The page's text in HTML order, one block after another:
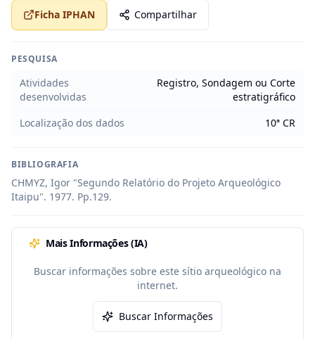
Ficha IPHAN Compartilhar
PESQUISA
Atividades
desenvolvidas
Registro, Sondagem ou Corte
estratigráfico
Localização dos dados
10ª CR
BIBLIOGRAFIA
CHMYZ, Igor "Segundo Relatório do Projeto Arqueológico
Itaipu". 1977. Pp.129.
Mais Informações (IA)
Buscar informações sobre este sítio arqueológico na
internet.
Buscar Informações